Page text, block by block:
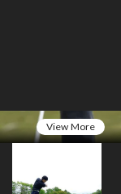
View More